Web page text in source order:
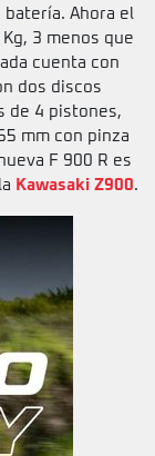
batería. Ahora el
3 menos que
cuenta con
dos discos
de 4 pistones,
mm con pinza
F 900 R es
Kawasaki Z900.